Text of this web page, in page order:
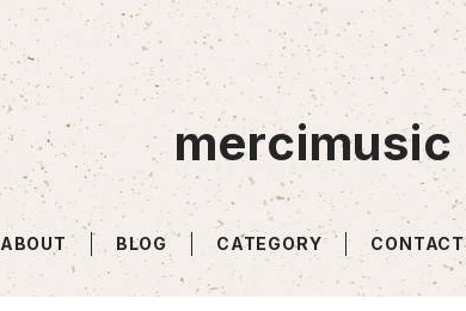
mercimusic
ABOUT BLOG CATEGORY CONTACT